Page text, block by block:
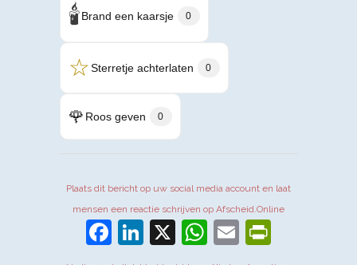
🕯️Brand een kaarsje 0
☆Sterretje achterlaten 0
🌹 Roos geven 0
Plaats dit bericht op uw social media account en laat
mensen een reactie schrijven op Afscheid.Online
Facebook
LinkedIn
X WhatsApp
Email